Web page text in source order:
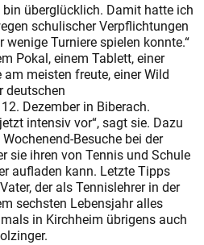
bin überglücklich. Damit hatte ich
schulischer Verpflichtungen
Turniere spielen konnte.“
Pokal, einem Tablett, einer
meisten freute, einer Wild
deutschen
Dezember in Biberach.
intensiv vor“, sagt sie. Dazu
Besuche bei der
sie ihren von Tennis und Schule
aufladen kann. Letzte Tipps
der als Tennislehrer in der
sechsten Lebensjahr alles
in Kirchheim übrigens auch